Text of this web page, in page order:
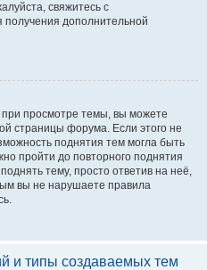
свяжитесь с
дополнительной
просмотре темы, вы можете
страницы форума. Если этого не
поднятия тем могла быть
пройти до повторного поднятия
тему, просто ответив на неё,
вы не нарушаете правила
и типы создаваемых тем